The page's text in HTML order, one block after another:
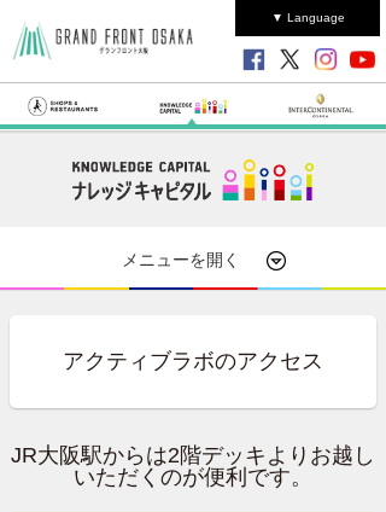
▼ Language
メニューを開く
アクティブラボのアクセス
JR大阪駅からは2階デッキよりお越し
いただくのが便利です。